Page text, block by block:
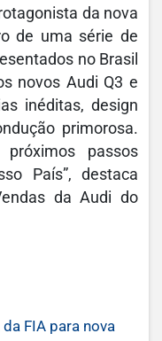
da nova
de uma série de
no Brasil
novos Audi Q3 e
inéditas, design
primorosa.
passos
País”, destaca
da Audi do
FIA para nova